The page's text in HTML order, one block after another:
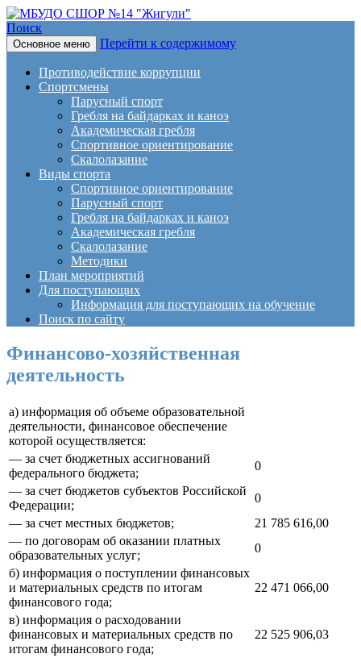
МБУДО СШОР №14
"Жигули"
Поиск
Основное меню Перейти к содержимому
Противодействие коррупции
Спортсмены
Парусный спорт
Гребля на байдарках и каноэ
Академическая гребля
Спортивное ориентирование
Скалолазание
Виды спорта
Спортивное ориентирование
Парусный спорт
Гребля на байдарках и каноэ
Академическая гребля
Скалолазание
Методики
План мероприятий
Для поступающих
Информация для поступающих на обучение
Поиск по сайту
Финансово-хозяйственная
деятельность
а) информация об объеме образовательной
деятельности, финансовое обеспечение
которой осуществляется:
— за счет бюджетных ассигнований
федерального бюджета;
0
— за счет бюджетов субъектов Российской
Федерации;
0
— за счет местных бюджетов;
21 785 616,00
— по договорам об оказании платных
образовательных услуг;
0
б) информация о поступлении финансовых
и материальных средств по итогам
финансового года;
22 471 066,00
в) информация о расходовании
финансовых и материальных средств по
итогам финансового года;
22 525 906,03